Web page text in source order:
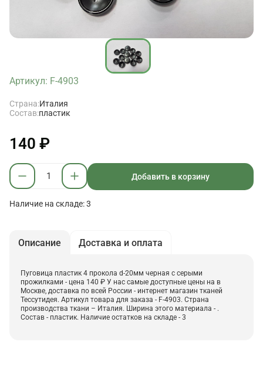
Артикул: F-4903
Страна:Италия
Состав:пластик
140 ₽
Добавить в корзину
Наличие на складе: 3
Описание Доставка и оплата
Пуговица пластик 4 прокола d-20мм черная с серыми
прожилками - цена 140 ₽ У нас самые доступные цены на в
Москве, доставка по всей России - интернет магазин тканей
Тессутидея. Артикул товара для заказа - F-4903. Страна
производства ткани – Италия. Ширина этого материала - .
Состав - пластик. Наличие остатков на складе - 3